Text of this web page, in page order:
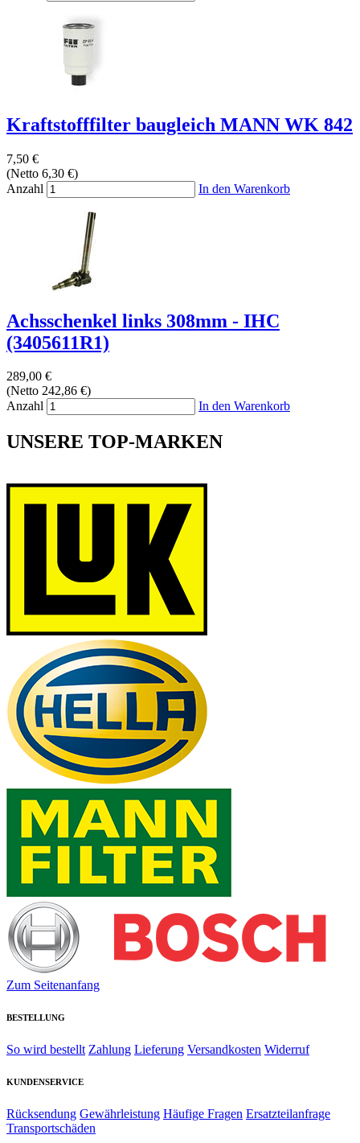
Kraftstofffilter baugleich MANN WK 842
7,50 €
(Netto 6,30 €)
Anzahl
In den Warenkorb
Achsschenkel links 308mm - IHC
(3405611R1)
289,00 €
(Netto 242,86 €)
Anzahl
In den Warenkorb
UNSERE TOP-MARKEN
Zum Seitenanfang
BESTELLUNG
So wird bestellt Zahlung Lieferung Versandkosten Widerruf
KUNDENSERVICE
Rücksendung Gewährleistung Häufige Fragen Ersatzteilanfrage
Transportschäden